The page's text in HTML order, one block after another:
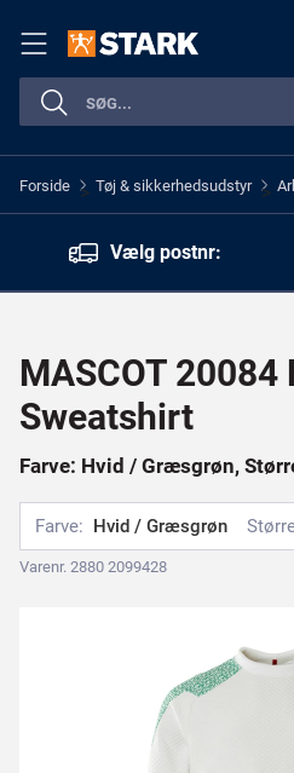
Forside > Tøj & sikkerhedsudstyr >
Vælg postnr:
MASCOT 20084
Sweatshirt
Farve: Hvid / Græsgrøn,
Farve: Hvid / Græsgrøn
Varenr. 2880 2099428